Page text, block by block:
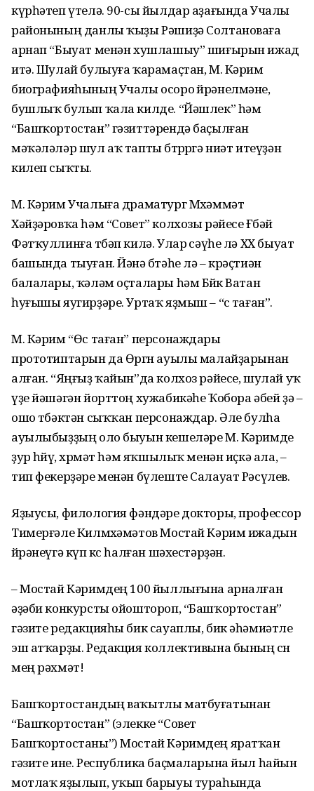
күрһәтеп үтелә. 90-сы йылдар аҙағында Учалы
районының данлы ҡыҙы Рәшиҙә Солтановаға
арнап “Быуат менән хушлашыу” шиғырын ижад
итә. Шулай булыуға ҡара­маҫтан, М. Кәрим
биогра­фия­һының Учалы осоро өйрәнелмәне,
бушлыҡ булып ҡала килде. “Йәшлек” һәм
“Башҡортостан” гәзиттәрендә баҫылған
мәҡәләләр шул аҡ тапты бөтөрөргә ниәт итеүҙән
килеп сыҡты.
М. Кәрим Учалыға драматург Мөхәммәт
Хәйҙәровҡа һәм “Совет” колхозы рәйесе Ғөбәй
Фәтҡуллинға төбәп килә. Улар өсәүһе лә ХХ быуат
башында тыуған. Йәнә бөтәһе лә – крәҫтиән
балалары, ҡәләм оҫталары һәм Бөйөк Ватан
һуғышы яугирҙәре. Уртаҡ яҙмыш – “өс таған”.
М. Кәрим “Өс таған” персонаждары
прототиптарын да Өргөн ауылы малайҙарынан
алған. “Яңғыҙ ҡайын”да колхоз рәйесе, шулай уҡ
үҙе йәшәгән йорттоң хужабикәһе Ҡобора әбей ҙә –
ошо төбәктән сыҡҡан персонаждар. Әле булһа
ауылыбыҙҙың оло быуын кешеләре М. Кәримде
ҙур һөйөү, хөрмәт һәм яҡшылыҡ менән иҫкә ала, –
тип фекерҙәре менән бүлеште Салауат Рәсүлев.
Яҙыусы, филология фәндәре докторы, профессор
Тимерғәле Килмөхәмәтов Мостай Кәрим ижадын
өйрәнеүгә күп көс һалған шәхестәрҙән.
– Мостай Кәримдең 100 йыл­лығына арналған
әҙәби конкурсты ойоштороп, “Башҡортостан”
гәзите редакцияһы бик сауаплы, бик әһәмиәтле
эш атҡарҙы. Редакция коллективына бының өсөн
мең рәхмәт!
Башҡортостандың ваҡытлы матбуғатынан
“Башҡортостан” (элекке “Совет
Башҡортостаны”) Мостай Кәримдең яратҡан
гәзите ине. Республика баҫмаларына йыл һайын
мотлаҡ яҙылып, уҡып барыуы тураһында